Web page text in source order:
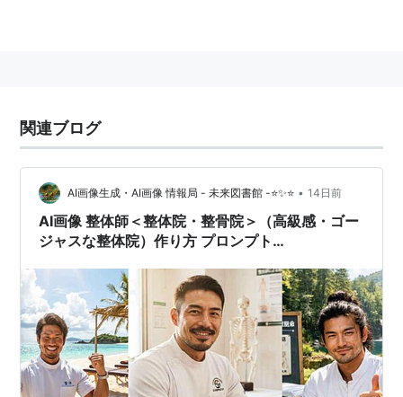
関連ブログ
AI画像生成・AI画像 情報局 - 未来図書館 -⭐✨⭐ • 14日前
AI画像 整体師＜整体院・整骨院＞（高級感・ゴー
ジャスな整体院）作り方 プロンプト